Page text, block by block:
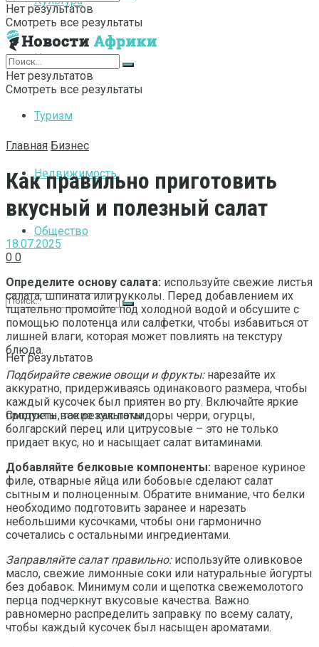
Интернет
Туризм
Недвижимость
Общество
Нет результатов
Смотреть все результаты
Нет результатов
Смотреть все результаты
Нет результатов
Смотреть все результаты
Главная Бизнес
Как правильно приготовить
вкусный и полезный салат
18.07.2025
0 0
Определите основу салата: используйте свежие листья
салата, шпината или рукколы. Перед добавлением их
тщательно промойте под холодной водой и обсушите с
помощью полотенца или салфетки, чтобы избавиться от
лишней влаги, которая может повлиять на текстуру
блюда.
Подбирайте свежие овощи и фрукты:нарезайте их
аккуратно, придерживаясь одинакового размера, чтобы
каждый кусочек был приятен во рту. Включайте яркие
продукты, такие как помидоры черри, огурцы,
болгарский перец или цитрусовые – это не только
придает вкус, но и насыщает салат витаминами.
Добавляйте белковые компоненты: вареное куриное
филе, отварные яйца или бобовые сделают салат
сытным и полноценным. Обратите внимание, что белки
необходимо подготовить заранее и нарезать
небольшими кусочками, чтобы они гармонично
сочетались с остальными ингредиентами.
Заправляйте салат правильно:используйте оливковое
масло, свежие лимонные соки или натуральные йогурты
без добавок. Минимум соли и щепотка свежемолотого
перца подчеркнут вкусовые качества. Важно
равномерно распределить заправку по всему салату,
чтобы каждый кусочек был насыщен ароматами.